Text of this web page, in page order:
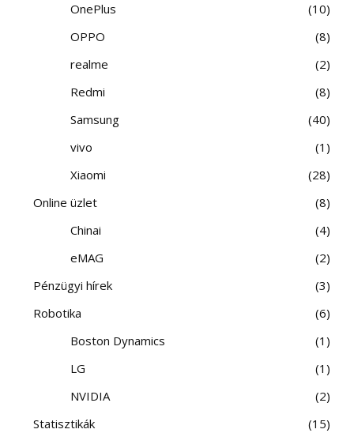
OnePlus
10
OPPO
8
realme
2
Redmi
8
Samsung
40
vivo
1
Xiaomi
28
Online üzlet
8
Chinai
4
eMAG
2
Pénzügyi hírek
3
Robotika
6
Boston Dynamics
1
LG
1
NVIDIA
2
Statisztikák
15